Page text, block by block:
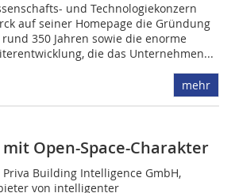
und Technologiekonzern
auf seiner Homepage die Gründung
350 Jahren sowie die enorme
die das Unternehmen...
mehr
Open-Space-Charakter
Priva Building Intelligence GmbH,
von intelligenter